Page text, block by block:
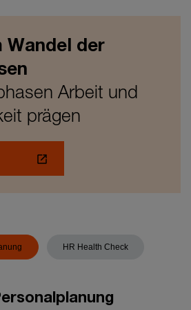
der
Arbeit und
prägen
HR Health Check